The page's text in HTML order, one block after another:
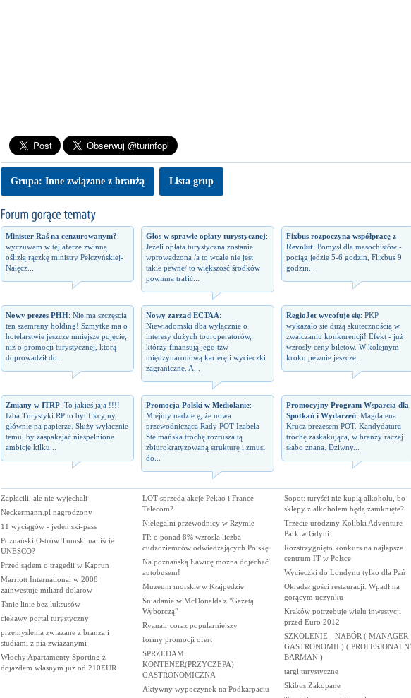
Grupa: Inne związane z branżą Lista grup
Minister Raś na cenzurowanym?:
wyczuwam w tej aferze zwinną
oślizłą rączkę ministry Pełczyńskiej-
Nałęcz...
Głos w sprawie opłaty turystycznej:
Jeżeli opłata turystyczna zostanie
wprowadzona /a to wcale nie jest
takie pewne/ to większosć środków
powinna trafić...
Fixbus rozpoczyna współpracę z
Revolut: Pomysł dla masochistów -
pociąg jedzie 5-6 godzin, Flixbus 9
godzin...
Nowy prezes PHH: Nie ma szczęscia
ten szemrany holding! Szmytke ma o
hotelarstwie jeszcze mniejsze pojęcie,
niż o promocji turystycznej, ktorą
doprowadził do...
Nowy zarząd ECTAA:
Niewiadomski dba wyłącznie o
interesy dużych touroperatorów,
którzy finansują jego tzw
międzynarodową karierę i wycieczki
zagraniczne. A...
RegioJet wycofuje się: PKP
wykazało sie dużą skutecznością w
zwalczaniu konkurencji! Efekt - już
wzrosły ceny biletów. W kolejnym
kroku pewnie jeszcze...
Zmiany w ITRP: To jakieś jaja !!!!
Izba Turystyki RP to byt fikcyjny,
głównie na papierze. Służy wyłacznie
temu, by zaspakajać niespełnione
ambicje kilku...
Promocja Polski w Mediolanie:
Miejmy nadzie ę, że nowa
przewodnicząca Rady POT Izabela
Stelmańska trochę rozrusza tą
zbiurokratyzowaną strukturę i zmusi
do...
Promocyjny Program Wsparcia dla
Spotkań i Wydarzeń: Magdalena
Krucz prezesem POT. Kandydatura
trochę zaskakująca, w branży raczej
słabo znana. Dziwny...
Zapłacili, ale nie wyjechali
Neckermann.pl nagrodzony
11 wyciągów - jeden ski-pass
Poznański Ostrów Tumski na liście
UNESCO?
Przed sądem o tragedii w Kaprun
Marriott International w 2008
zainwestuje miliard dolarów
Tanie linie bez luksusów
ciekawy portal turystyczny
przemyslenia zwiazane z branza i
studiami z nia zwiazanymi
Włochy Apartamenty Sporting z
dojazdem własnym już od 210EUR
LOT sprzeda akcje Pekao i France
Telecom?
Nielegalni przewodnicy w Rzymie
IT: o ponad 8% wzrosła liczba
cudzoziemców odwiedzających Polskę
Na poznańską Ławicę można dojechać
autobusem!
Muzeum morskie w Kłajpedzie
Śniadanie w McDonalds z "Gazetą
Wyborczą"
Ryanair coraz popularniejszy
formy promocji ofert
SPRZEDAM
KONTENER(PRZYCZEPA)
GASTRONOMICZNA
Aktywny wypoczynek na Podkarpaciu
Sopot: turyści nie kupią alkoholu, bo
sklepy z alkoholem będą zamknięte?
Trzecie urodziny Kolibki Adventure
Park w Gdyni
Rozstrzygnięto konkurs na najlepsze
centrum IT w Polsce
Wycieczki do Londynu tylko dla Pań
Okradał gości restauracji. Wpadł na
gorącym uczynku
Kraków potrzebuje wielu inwestycji
przed Euro 2012
SZKOLENIE - NABÓR ( MANAGER
GASTRONOMII ) (
BARMAN )
targi turystyczne
Skibus Zakopane